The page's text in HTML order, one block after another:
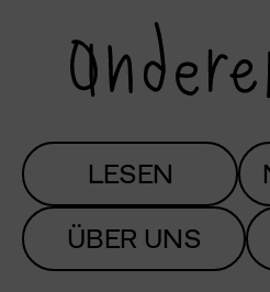
LESEN
ÜBER UNS